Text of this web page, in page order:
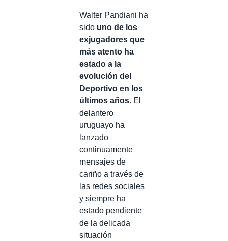
Walter Pandiani ha
sido uno de los
exjugadores que
más atento ha
estado a la
evolución del
Deportivo en los
últimos años. El
delantero
uruguayo ha
lanzado
continuamente
mensajes de
cariño a través de
las redes sociales
y siempre ha
estado pendiente
de la delicada
situación